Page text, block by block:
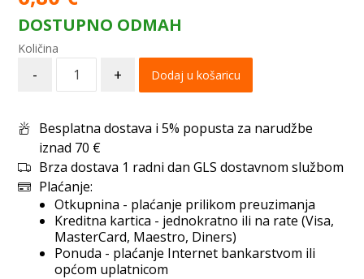
DOSTUPNO ODMAH
- + Dodaj u košaricu
Besplatna dostava i 5% popusta za narudžbe
iznad 70 €
Brza dostava 1 radni dan GLS dostavnom službom
Plaćanje:
Otkupnina - plaćanje prilikom preuzimanja
Kreditna kartica - jednokratno ili na rate (Visa,
MasterCard, Maestro, Diners)
Ponuda - plaćanje Internet bankarstvom ili
općom uplatnicom